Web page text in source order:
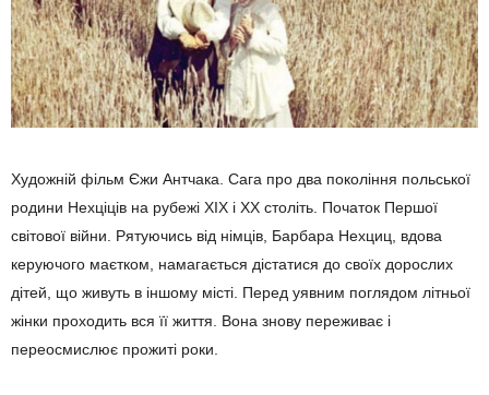
Художній фільм Єжи Антчака. Сага про два покоління польської
родини Нехціців на рубежі XIX і XX століть. Початок Першої
світової війни. Рятуючись від німців, Барбара Нехциц, вдова
керуючого маєтком, намагається дістатися до своїх дорослих
дітей, що живуть в іншому місті. Перед уявним поглядом літньої
жінки проходить вся її життя. Вона знову переживає і
переосмислює прожиті роки.